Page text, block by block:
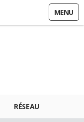
MENU
RÉSEAU